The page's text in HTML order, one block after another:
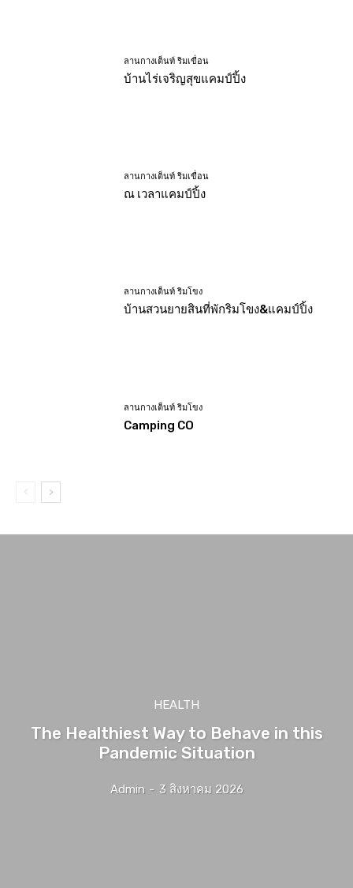
ลานกางเต็นท์ ริมเขื่อน
บ้านไร่เจริญสุขแคมป์ปิ้ง
ลานกางเต็นท์ ริมเขื่อน
ณ เวลาแคมป์ปิ้ง
ลานกางเต็นท์ ริมโขง
บ้านสวนยายสินที่พักริมโขง&แคมป์ปิ้ง
ลานกางเต็นท์ ริมโขง
Camping CO
HEALTH
The Healthiest Way to Behave in this
Pandemic Situation
Admin - 3 สิงหาคม 2026